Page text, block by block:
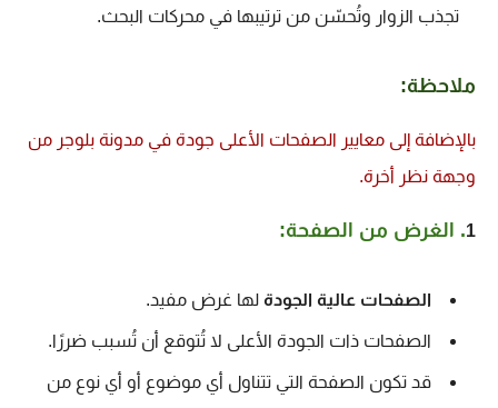
تجذب الزوار وتُحسّن من ترتيبها في محركات البحث.
ملاحظة:
بالإضافة إلى معايير الصفحات الأعلى جودة في مدونة بلوجر من
وجهة نظر أخرة.
1. الغرض من الصفحة:
الصفحات عالية الجودة لها غرض مفيد.
الصفحات ذات الجودة الأعلى لا تُتوقع أن تُسبب ضررًا.
قد تكون الصفحة التي تتناول أي موضوع أو أي نوع من